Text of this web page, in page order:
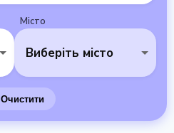
Місто
Виберіть місто
Очистити